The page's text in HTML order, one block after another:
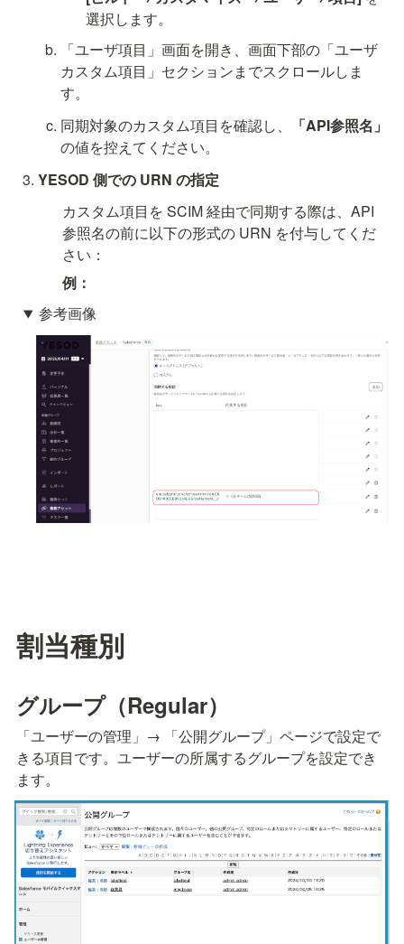
選択します。
「ユーザ項目」画面を開き、画面下部の「ユーザ
カスタム項目」セクションまでスクロールしま
す。
同期対象のカスタム項目を確認し、
「API参照名」
の値を控えてください。
YESOD 側での URN の指定
カスタム項目を SCIM 経由で同期する際は、API
参照名の前に以下の形式の URN を付与してくだ
さい：
例：
参考画像
割当種別
グループ（Regular）
「ユーザーの管理」→ 「公開グループ」ページで設定で
きる項目です。ユーザーの所属するグループを設定でき
ます。